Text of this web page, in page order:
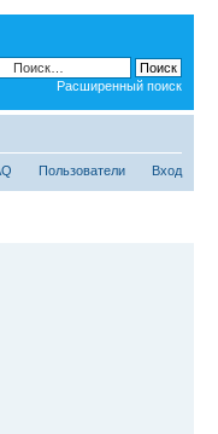
Расширенный поиск
Пользователи Вход